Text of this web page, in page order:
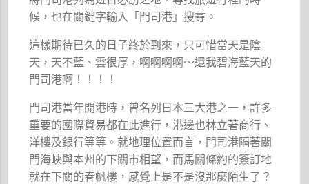
候，也在關鍵字輸入「門司港」搜尋。
這樣期待已久的日子終於到來，只可惜當天是陰
天，天不藍、雲很厚，啊啊啊啊～還我碧海藍天的
門司港啊！！！！
門司港當年開港時，曾名列日本三大港之一，許多
重要的國際貿易都在此進行，港邊也林立著商行、
洋樓及銀行等等。就地理位置而言，門司港隔著關
門海峽與本州的下關市相望，而馬關條約的簽訂地
就在下關的春帆樓，感覺上是不是沒那麼陌生了？